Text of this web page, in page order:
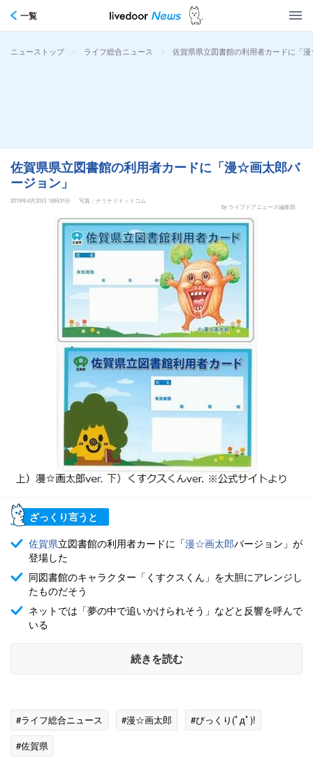
一覧
ニューストップ > ライフ総合ニュース > 佐賀県県立図書館の利用者カードに「
佐賀県県立図書館の利用者カードに「漫☆画太郎バ
ージョン」
2019年4月20日 16時31分
写真：ナリナリドットコム
by ライブドアニュース編集部
ざっくり言うと
佐賀県立図書館の利用者カードに「漫☆画太郎バージョン」が
登場した
同図書館のキャラクター「くすクスくん」を大胆にアレンジし
たものだそう
ネットでは「夢の中で追いかけられそう」などと反響を呼んで
いる
続きを読む
#ライフ総合ニュース #漫☆画太郎
#びっくり(ﾟдﾟ)!
#佐賀県